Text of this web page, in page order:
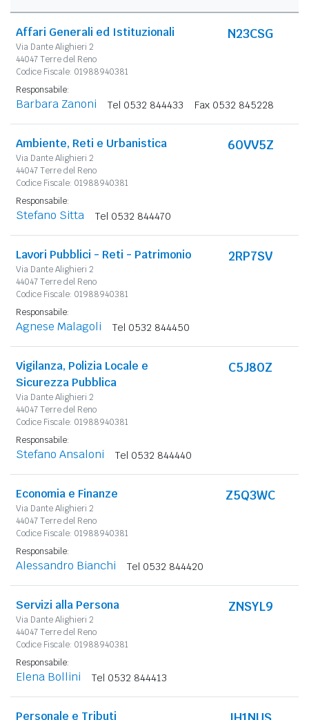
Affari Generali ed Istituzionali
Via Dante Alighieri 2
44047 Terre del Reno
Codice Fiscale: 01988940381
N23CSG
Responsabile:
Barbara Zanoni Tel 0532 844433 Fax 0532 845228
Ambiente, Reti e Urbanistica
Via Dante Alighieri 2
44047 Terre del Reno
Codice Fiscale: 01988940381
60VV5Z
Responsabile:
Stefano Sitta Tel 0532 844470
Lavori Pubblici - Reti - Patrimonio
Via Dante Alighieri 2
44047 Terre del Reno
Codice Fiscale: 01988940381
2RP7SV
Responsabile:
Agnese Malagoli Tel 0532 844450
Vigilanza, Polizia Locale e
Sicurezza Pubblica
Via Dante Alighieri 2
44047 Terre del Reno
Codice Fiscale: 01988940381
C5J80Z
Responsabile:
Stefano Ansaloni Tel 0532 844440
Economia e Finanze
Via Dante Alighieri 2
44047 Terre del Reno
Codice Fiscale: 01988940381
Z5Q3WC
Responsabile:
Alessandro Bianchi Tel 0532 844420
Servizi alla Persona
Via Dante Alighieri 2
44047 Terre del Reno
Codice Fiscale: 01988940381
ZNSYL9
Responsabile:
Elena Bollini Tel 0532 844413
Personale e Tributi